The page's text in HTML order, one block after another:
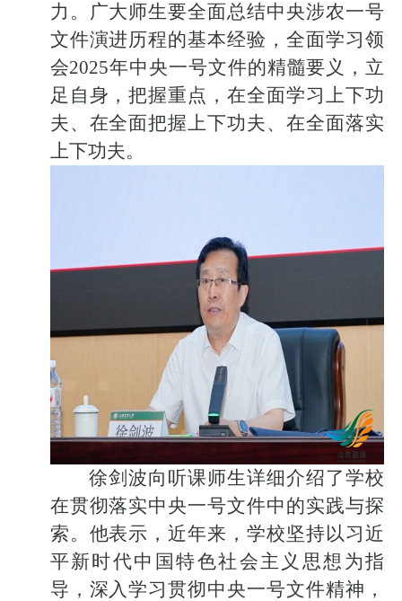
力。广大师生要全面总结中央涉农一号
文件演进历程的基本经验，全面学习领
会2025年中央一号文件的精髓要义，立
足自身，把握重点，在全面学习上下功
夫、在全面把握上下功夫、在全面落实
上下功夫。
徐剑波向听课师生详细介绍了学校
在贯彻落实中央一号文件中的实践与探
索。他表示，近年来，学校坚持以习近
平新时代中国特色社会主义思想为指
导，深入学习贯彻中央一号文件精神，